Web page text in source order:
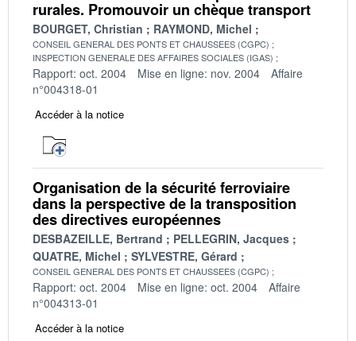
rurales. Promouvoir un chèque transport
BOURGET, Christian RAYMOND, Michel
CONSEIL GENERAL DES PONTS ET CHAUSSEES (CGPC)
INSPECTION GENERALE DES AFFAIRES SOCIALES (IGAS)
Rapport: oct. 2004 Mise en ligne: nov. 2004
Affaire
n°004318-01
Accéder à la notice
Organisation de la sécurité ferroviaire
dans la perspective de la transposition
des directives européennes
DESBAZEILLE, Bertrand
PELLEGRIN, Jacques
QUATRE, Michel
SYLVESTRE, Gérard
CONSEIL GENERAL DES PONTS ET CHAUSSEES (CGPC)
Rapport: oct. 2004 Mise en ligne: oct. 2004
Affaire
n°004313-01
Accéder à la notice